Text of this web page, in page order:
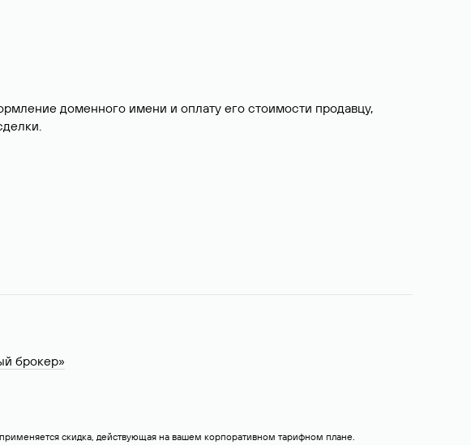
доменного имени и оплату его стоимости продавцу,
брокер»
скидка, действующая на вашем корпоративном тарифном плане.